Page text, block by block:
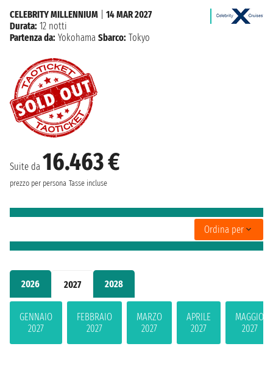
2026 2027 2028
GENNAIO
2027
FEBBRAIO
2027
MARZO
2027
APRILE
2027
MAGGIO
2027
Suite da 16.463 €
prezzo per persona Tasse incluse
CELEBRITY MILLENNIUM
14 MAR 2027
Durata: 12 notti
Partenza da: Yokohama Sbarco: Tokyo
Ordina per